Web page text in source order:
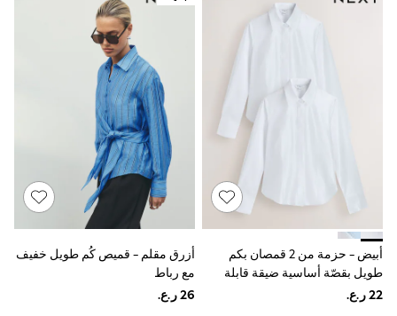
Swimwear & Beachwear
Tops & T-Shirts
Sandals & Sliders
Jumpsuits & Playsuits
Sun Safe
Sun Hats & Caps
Women's Holiday Shop
Women's Travel Styles
Linen Collection
Tops & T-Shirts
Swimwear
Jumpsuits & Playsuits
أبيض - حزمة من 2 قمصان بكم
طويل بقصّة أساسية ضيقة قابلة
للتمدد
أزرق مقلم - قميص كُم طويل خفيف
مع رباط